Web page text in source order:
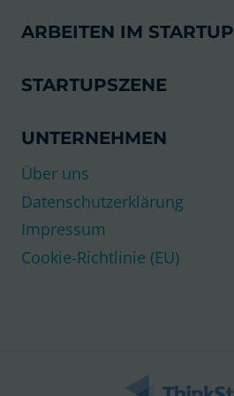
ARBEITEN IM STARTUP
STARTUPSZENE
UNTERNEHMEN
Über uns
Datenschutzerklärung
Impressum
Cookie-Richtlinie (EU)